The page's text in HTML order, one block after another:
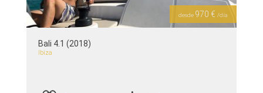
desde 970 € /día
Bali 4.1 (2018)
Ibiza